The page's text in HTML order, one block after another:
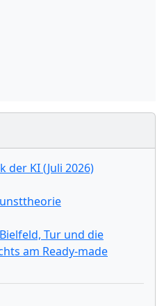
der KI (Juli 2026)
Tur und die
am Ready-made